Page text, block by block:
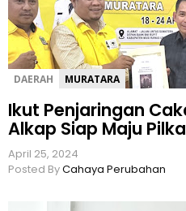
DAERAH MURATARA
Ikut Penjaringan
Alkap Siap Maju
April 25, 2024
Posted ByCahaya Perubahan